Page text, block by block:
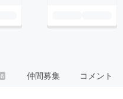
6 仲間募集 コメント